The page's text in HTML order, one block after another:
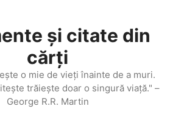
și citate din
cărți
o mie de vieţi înainte de a muri.
trăieşte doar o singură viaţă." –
George R.R. Martin